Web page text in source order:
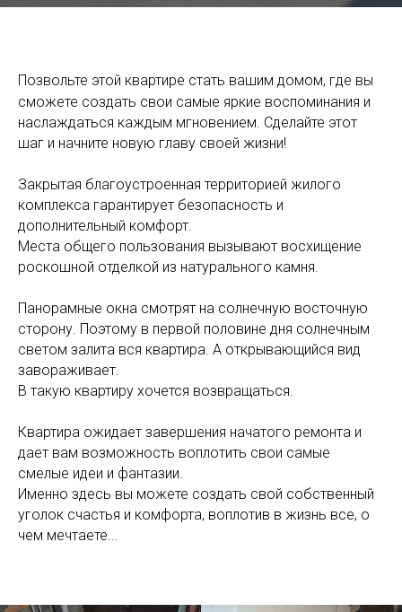
Позвольте этой квартире стать вашим домом, где вы
сможете создать свои самые яркие воспоминания и
наслаждаться каждым мгновением. Сделайте этот
шаг и начните новую главу своей жизни!
Закрытая благоустроенная территорией жилого
комплекса гарантирует безопасность и
дополнительный комфорт.
Места общего пользования вызывают восхищение
роскошной отделкой из натурального камня.
Панорамные окна смотрят на солнечную восточную
сторону. Поэтому в первой половине дня солнечным
светом залита вся квартира. А открывающийся вид
завораживает.
В такую квартиру хочется возвращаться.
Квартира ожидает завершения начатого ремонта и
дает вам возможность воплотить свои самые
смелые идеи и фантазии.
Именно здесь вы можете создать свой собственный
уголок счастья и комфорта, воплотив в жизнь все, о
чем мечтаете...